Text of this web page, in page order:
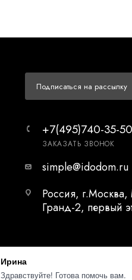
Ирина
Здравствуйте! Готова помочь вам.
Подписаться на рассылку
+7(495)740-35-50
ЗАКАЗАТЬ ЗВОНОК
simple@idodom.ru
Россия,
Гранд-2, первый